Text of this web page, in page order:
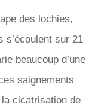
des lochies,
s’écoulent sur 21
beaucoup d’une
saignements
cicatrisation de